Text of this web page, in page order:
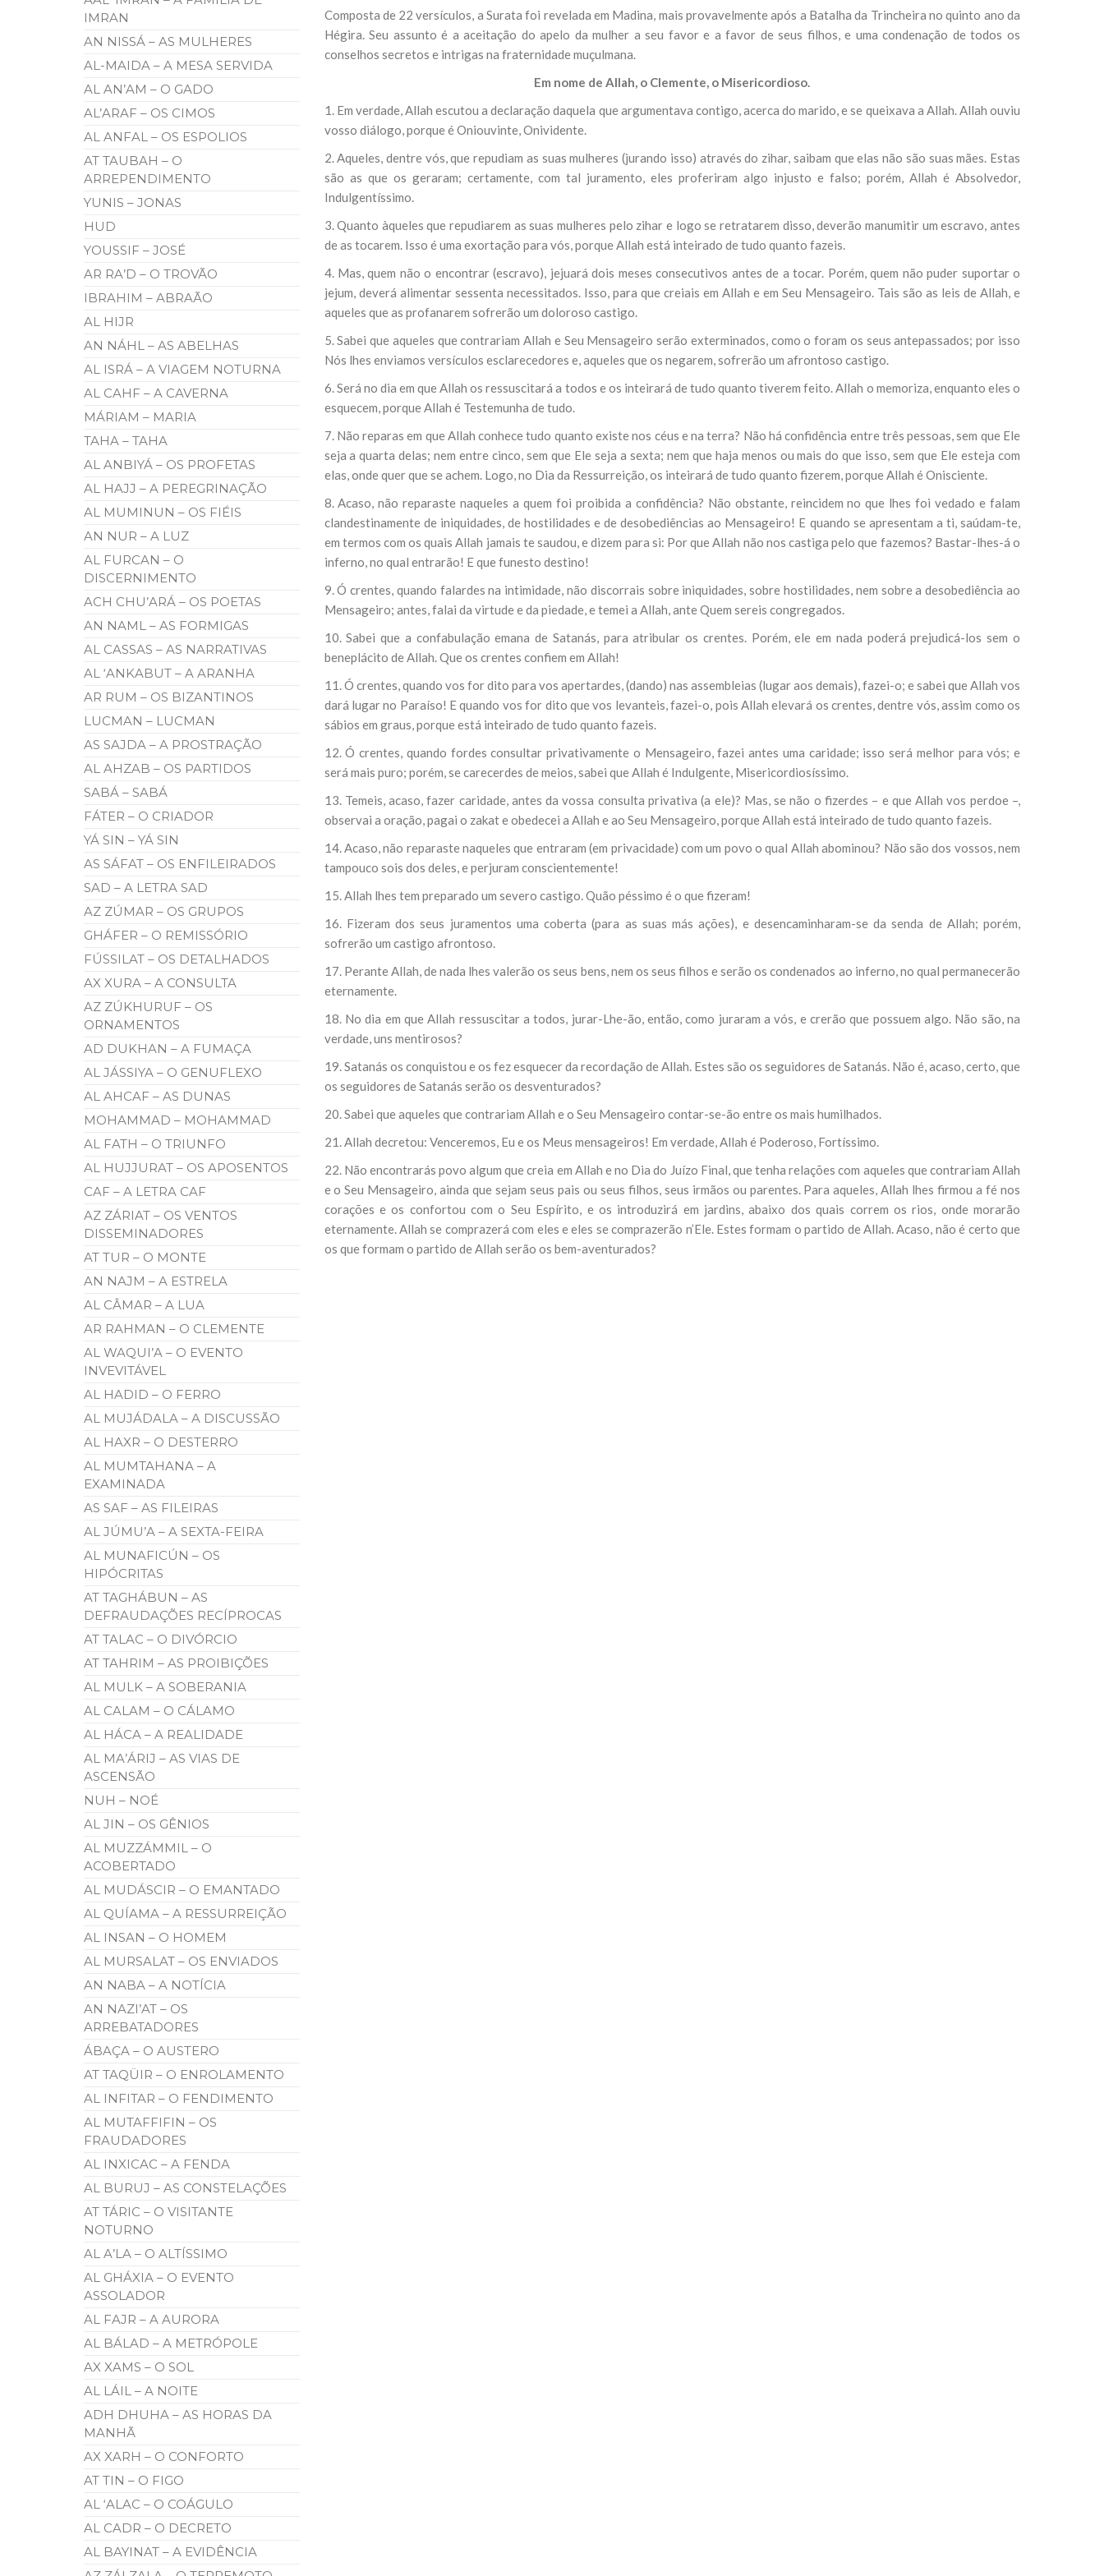
Falecimento do Imam Ali Ibn Al-Hussein (A.S.)
Em nome de Deus, o Clemente, o Misericordioso! Diante da data em que
relembramos o martírio do quarto Imam dos muçulmanos, o Imam Ali Ibn Al-
Hussein Ibn Ali Ibn Abi Táleb (A.S.), conhecido por “Zein Al-Ábidin” (Formosura
NOTÍCIAS
3 DE JULHO DE 2014
Centro Islâmico no Brasil recebe o ex-ministro das
Relações Exteriores da República Islâmica do Irã
Na noite da quinta-feira, 03 de Abril, o Centro Islâmico no Brasil recebeu em sua
do Irã, Sr. Kamal Kharrazi, que encontra-se visitando
IMRAN
AN NISSÁ – AS MULHERES
AL-MAIDA – A MESA SERVIDA
AL AN’AM – O GADO
AL’ARAF – OS CIMOS
AL ANFAL – OS ESPOLIOS
AT TAUBAH – O
ARREPENDIMENTO
YUNIS – JONAS
HUD
YOUSSIF – JOSÉ
AR RA’D – O TROVÃO
IBRAHIM – ABRAÃO
AL HIJR
AN NÁHL – AS ABELHAS
AL ISRÁ – A VIAGEM NOTURNA
AL CAHF – A CAVERNA
MÁRIAM – MARIA
TAHA – TAHA
AL ANBIYÁ – OS PROFETAS
AL HAJJ – A PEREGRINAÇÃO
AL MUMINUN – OS FIÉIS
AN NUR – A LUZ
AL FURCAN – O
DISCERNIMENTO
ACH CHU’ARÁ – OS POETAS
AN NAML – AS FORMIGAS
AL CASSAS – AS NARRATIVAS
AL ‘ANKABUT – A ARANHA
AR RUM – OS BIZANTINOS
LUCMAN – LUCMAN
AS SAJDA – A PROSTRAÇÃO
AL AHZAB – OS PARTIDOS
SABÁ – SABÁ
FÁTER – O CRIADOR
YÁ SIN – YÁ SIN
AS SÁFAT – OS ENFILEIRADOS
SAD – A LETRA SAD
AZ ZÚMAR – OS GRUPOS
GHÁFER – O REMISSÓRIO
FÚSSILAT – OS DETALHADOS
AX XURA – A CONSULTA
AZ ZÚKHURUF – OS
ORNAMENTOS
AD DUKHAN – A FUMAÇA
AL JÁSSIYA – O GENUFLEXO
AL AHCAF – AS DUNAS
MOHAMMAD – MOHAMMAD
AL FATH – O TRIUNFO
AL HUJJURAT – OS APOSENTOS
CAF – A LETRA CAF
AZ ZÁRIAT – OS VENTOS
DISSEMINADORES
AT TUR – O MONTE
AN NAJM – A ESTRELA
AL CÂMAR – A LUA
AR RAHMAN – O CLEMENTE
AL WAQUI’A – O EVENTO
INVEVITÁVEL
AL HADID – O FERRO
AL MUJÁDALA – A DISCUSSÃO
AL HAXR – O DESTERRO
AL MUMTAHANA – A
EXAMINADA
AS SAF – AS FILEIRAS
AL JÚMU’A – A SEXTA-FEIRA
AL MUNAFICÚN – OS
HIPÓCRITAS
AT TAGHÁBUN – AS
DEFRAUDAÇÕES RECÍPROCAS
AT TALAC – O DIVÓRCIO
AT TAHRIM – AS PROIBIÇÕES
AL MULK – A SOBERANIA
AL CALAM – O CÁLAMO
AL HÁCA – A REALIDADE
AL MA’ÁRIJ – AS VIAS DE
ASCENSÃO
NUH – NOÉ
AL JIN – OS GÊNIOS
AL MUZZÁMMIL – O
ACOBERTADO
AL MUDÁSCIR – O EMANTADO
AL QUÍAMA – A RESSURREIÇÃO
AL INSAN – O HOMEM
AL MURSALAT – OS ENVIADOS
AN NABA – A NOTÍCIA
AN NAZI’AT – OS
ARREBATADORES
ÁBAÇA – O AUSTERO
AT TAQÜIR – O ENROLAMENTO
AL INFITAR – O FENDIMENTO
AL MUTAFFIFIN – OS
FRAUDADORES
AL INXICAC – A FENDA
AL BURUJ – AS CONSTELAÇÕES
AT TÁRIC – O VISITANTE
NOTURNO
AL A’LA – O ALTÍSSIMO
AL GHÁXIA – O EVENTO
ASSOLADOR
AL FAJR – A AURORA
AL BÁLAD – A METRÓPOLE
AX XAMS – O SOL
AL LÁIL – A NOITE
ADH DHUHA – AS HORAS DA
MANHÃ
AX XARH – O CONFORTO
AT TIN – O FIGO
AL ‘ALAC – O COÁGULO
AL CADR – O DECRETO
AL BAYINAT – A EVIDÊNCIA
Composta de 22 versículos, a Surata foi revelada em Madina, mais provavelmente após a Batalha da Trincheira no quinto ano da
Hégira. Seu assunto é a aceitação do apelo da mulher a seu favor e a favor de seus filhos, e uma condenação de todos os
conselhos secretos e intrigas na fraternidade muçulmana.
Em nome de Allah, o Clemente, o Misericordioso.
1. Em verdade, Allah escutou a declaração daquela que argumentava contigo, acerca do marido, e se queixava a Allah. Allah ouviu
vosso diálogo, porque é Oniouvinte, Onividente.
2. Aqueles, dentre vós, que repudiam as suas mulheres (jurando isso) através do zihar, saibam que elas não são suas mães. Estas
são as que os geraram; certamente, com tal juramento, eles proferiram algo injusto e falso; porém, Allah é Absolvedor,
Indulgentíssimo.
3. Quanto àqueles que repudiarem as suas mulheres pelo zihar e logo se retratarem disso, deverão manumitir um escravo, antes
de as tocarem. Isso é uma exortação para vós, porque Allah está inteirado de tudo quanto fazeis.
4. Mas, quem não o encontrar (escravo), jejuará dois meses consecutivos antes de a tocar. Porém, quem não puder suportar o
jejum, deverá alimentar sessenta necessitados. Isso, para que creiais em Allah e em Seu Mensageiro. Tais são as leis de Allah, e
aqueles que as profanarem sofrerão um doloroso castigo.
5. Sabei que aqueles que contrariam Allah e Seu Mensageiro serão exterminados, como o foram os seus antepassados; por isso
Nós lhes enviamos versículos esclarecedores e, aqueles que os negarem, sofrerão um afrontoso castigo.
6. Será no dia em que Allah os ressuscitará a todos e os inteirará de tudo quanto tiverem feito. Allah o memoriza, enquanto eles o
esquecem, porque Allah é Testemunha de tudo.
7. Não reparas em que Allah conhece tudo quanto existe nos céus e na terra? Não há confidência entre três pessoas, sem que Ele
seja a quarta delas; nem entre cinco, sem que Ele seja a sexta; nem que haja menos ou mais do que isso, sem que Ele esteja com
elas, onde quer que se achem. Logo, no Dia da Ressurreição, os inteirará de tudo quanto fizerem, porque Allah é Onisciente.
8. Acaso, não reparaste naqueles a quem foi proibida a confidência? Não obstante, reincidem no que lhes foi vedado e falam
clandestinamente de iniquidades, de hostilidades e de desobediências ao Mensageiro! E quando se apresentam a ti, saúdam-te,
em termos com os quais Allah jamais te saudou, e dizem para si: Por que Allah não nos castiga pelo que fazemos? Bastar-lhes-á o
inferno, no qual entrarão! E que funesto destino!
9. Ó crentes, quando falardes na intimidade, não discorrais sobre iniquidades, sobre hostilidades, nem sobre a desobediência ao
Mensageiro; antes, falai da virtude e da piedade, e temei a Allah, ante Quem sereis congregados.
10. Sabei que a confabulação emana de Satanás, para atribular os crentes. Porém, ele em nada poderá prejudicá-los sem o
beneplácito de Allah. Que os crentes confiem em Allah!
11. Ó crentes, quando vos for dito para vos apertardes, (dando) nas assembleias (lugar aos demais), fazei-o; e sabei que Allah vos
dará lugar no Paraíso! E quando vos for dito que vos levanteis, fazei-o, pois Allah elevará os crentes, dentre vós, assim como os
sábios em graus, porque está inteirado de tudo quanto fazeis.
12. Ó crentes, quando fordes consultar privativamente o Mensageiro, fazei antes uma caridade; isso será melhor para vós; e
será mais puro; porém, se carecerdes de meios, sabei que Allah é Indulgente, Misericordiosíssimo.
13. Temeis, acaso, fazer caridade, antes da vossa consulta privativa (a ele)? Mas, se não o fizerdes – e que Allah vos perdoe –,
observai a oração, pagai o zakat e obedecei a Allah e ao Seu Mensageiro, porque Allah está inteirado de tudo quanto fazeis.
14. Acaso, não reparaste naqueles que entraram (em privacidade) com um povo o qual Allah abominou? Não são dos vossos, nem
tampouco sois dos deles, e perjuram conscientemente!
15. Allah lhes tem preparado um severo castigo. Quão péssimo é o que fizeram!
16. Fizeram dos seus juramentos uma coberta (para as suas más ações), e desencaminharam-se da senda de Allah; porém,
sofrerão um castigo afrontoso.
17. Perante Allah, de nada lhes valerão os seus bens, nem os seus filhos e serão os condenados ao inferno, no qual permanecerão
eternamente.
18. No dia em que Allah ressuscitar a todos, jurar-Lhe-ão, então, como juraram a vós, e crerão que possuem algo. Não são, na
verdade, uns mentirosos?
19. Satanás os conquistou e os fez esquecer da recordação de Allah. Estes são os seguidores de Satanás. Não é, acaso, certo, que
os seguidores de Satanás serão os desventurados?
20. Sabei que aqueles que contrariam Allah e o Seu Mensageiro contar-se-ão entre os mais humilhados.
21. Allah decretou: Venceremos, Eu e os Meus mensageiros! Em verdade, Allah é Poderoso, Fortíssimo.
22. Não encontrarás povo algum que creia em Allah e no Dia do Juízo Final, que tenha relações com aqueles que contrariam Allah
e o Seu Mensageiro, ainda que sejam seus pais ou seus filhos, seus irmãos ou parentes. Para aqueles, Allah lhes firmou a fé nos
corações e os confortou com o Seu Espírito, e os introduzirá em jardins, abaixo dos quais correm os rios, onde morarão
eternamente. Allah se comprazerá com eles e eles se comprazerão n’Ele. Estes formam o partido de Allah. Acaso, não é certo que
os que formam o partido de Allah serão os bem-aventurados?